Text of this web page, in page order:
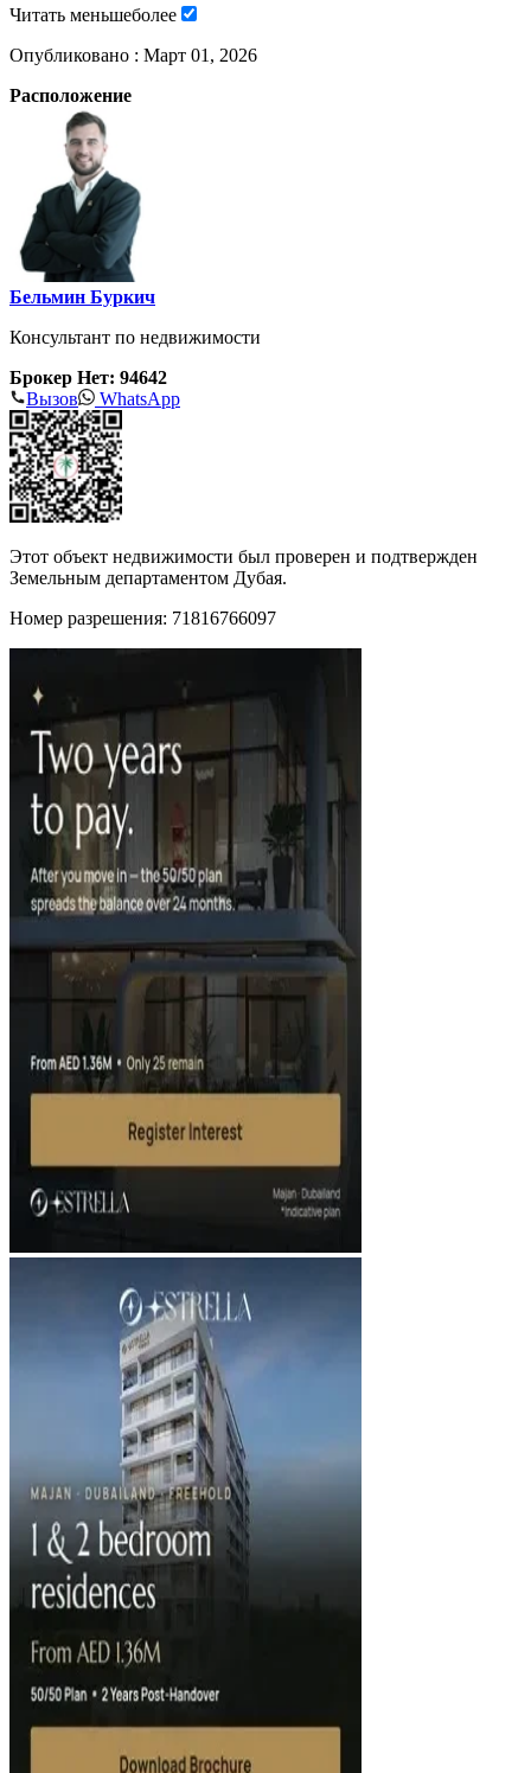
Читать меньшеболее
Опубликовано : Март 01, 2026
Расположение
Бельмин Буркич
Консультант по недвижимости
Брокер Нет: 94642
Вызов
WhatsApp
Этот объект недвижимости был проверен и подтвержден
Земельным департаментом Дубая.
Номер разрешения: 71816766097